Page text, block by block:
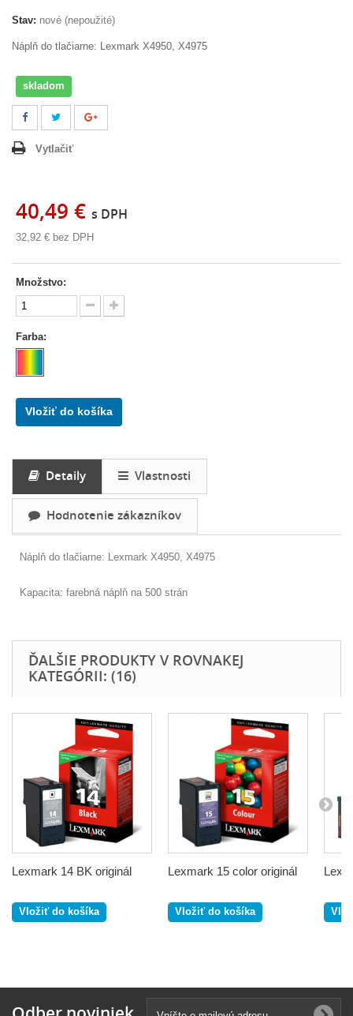
Stav: nové (nepoužité)
Náplň do tlačiarne: Lexmark X4950, X4975
skladom
Vytlačiť
40,49 € s DPH
32,92 € bez DPH
Množstvo:
Farba:
Vložiť do košíka
Detaily Vlastnosti
Hodnotenie zákazníkov
Náplň do tlačiarne: Lexmark X4950, X4975
Kapacita: farebná náplň na 500 strán
ĎALŠIE PRODUKTY V ROVNAKEJ
KATEGÓRII: (16)
Lexmark 14 BK originál
Vložiť do košíka
Lexmark 15 color originál
Vložiť do košíka